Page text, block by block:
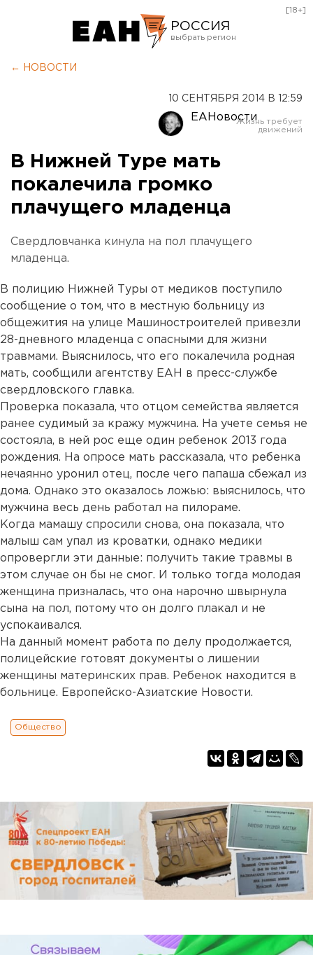
РОССИЯ
Оренбург
[18+]
← НОВОСТИ
10 СЕНТЯБРЯ 2014 В 12:59
ЕАНовости
В Нижней Туре мать
покалечила громко
плачущего младенца
Свердловчанка кинула на пол плачущего
младенца.
В полицию Нижней Туры от медиков поступило
сообщение о том, что в местную больницу из
общежития на улице Машиностроителей привезли
28-дневного младенца с опасными для жизни
травмами. Выяснилось, что его покалечила родная
мать, сообщили агентству ЕАН в пресс-службе
свердловского главка.
Проверка показала, что отцом семейства является
ранее судимый за кражу мужчина. На учете семья не
состояла, в ней рос еще один ребенок 2013 года
рождения. На опросе мать рассказала, что ребенка
нечаянно уронил отец, после чего папаша сбежал из
дома. Однако это оказалось ложью: выяснилось, что
мужчина весь день работал на пилораме.
Когда мамашу спросили снова, она показала, что
малыш сам упал из кроватки, однако медики
опровергли эти данные: получить такие травмы в
этом случае он бы не смог. И только тогда молодая
женщина призналась, что она нарочно швырнула
сына на пол, потому что он долго плакал и не
успокаивался.
На данный момент работа по делу продолжается,
полицейские готовят документы о лишении
женщины материнских прав. Ребенок находится в
больнице. Европейско-Азиатские Новости.
Общество